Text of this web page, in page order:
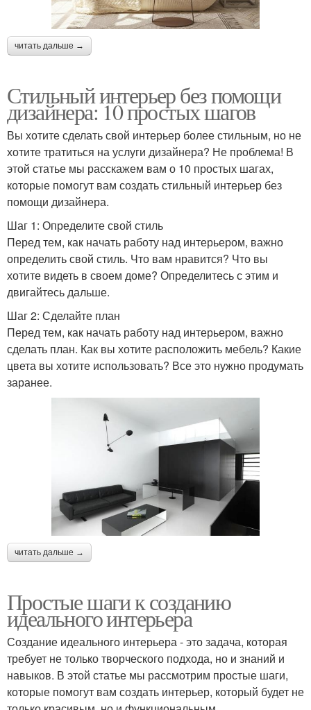
читать дальше →
Стильный интерьер без помощи
дизайнера: 10 простых шагов
Вы хотите сделать свой интерьер более стильным, но не
хотите тратиться на услуги дизайнера? Не проблема! В
этой статье мы расскажем вам о 10 простых шагах,
которые помогут вам создать стильный интерьер без
помощи дизайнера.
Шаг 1: Определите свой стиль
Перед тем, как начать работу над интерьером, важно
определить свой стиль. Что вам нравится? Что вы
хотите видеть в своем доме? Определитесь с этим и
двигайтесь дальше.
Шаг 2: Сделайте план
Перед тем, как начать работу над интерьером, важно
сделать план. Как вы хотите расположить мебель? Какие
цвета вы хотите использовать? Все это нужно продумать
заранее.
читать дальше →
Простые шаги к созданию
идеального интерьера
Создание идеального интерьера - это задача, которая
требует не только творческого подхода, но и знаний и
навыков. В этой статье мы рассмотрим простые шаги,
которые помогут вам создать интерьер, который будет не